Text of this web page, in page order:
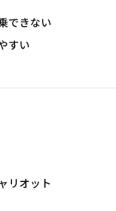
できない
すい
リオット